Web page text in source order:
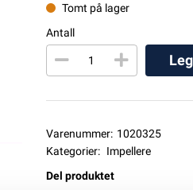
Tomt på lager
Antall
Varenummer: 1020325
Kategorier: Impellere
Del produktet